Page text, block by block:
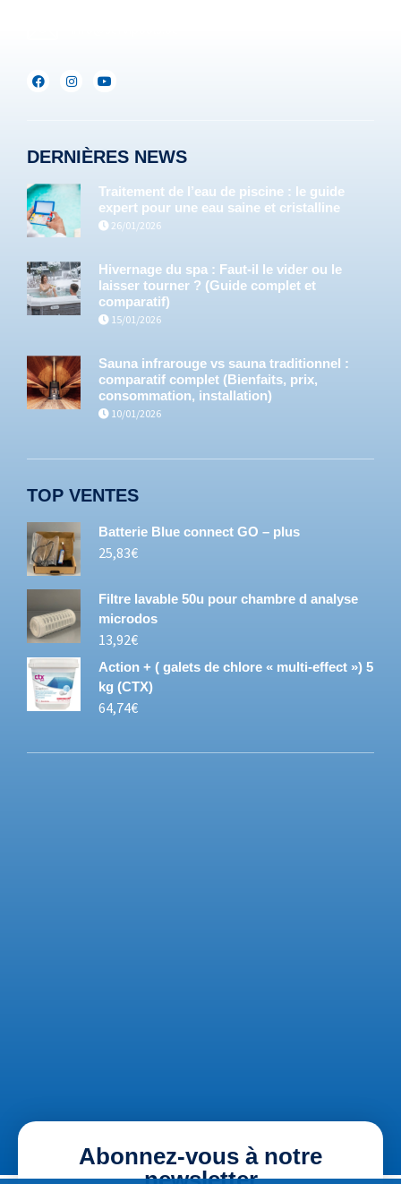
DERNIÈRES NEWS
Traitement de l’eau de piscine : le guide
expert pour une eau saine et cristalline
26/01/2026
Hivernage du spa : Faut-il le vider ou le
laisser tourner ? (Guide complet et
comparatif)
15/01/2026
Sauna infrarouge vs sauna traditionnel :
comparatif complet (Bienfaits, prix,
consommation, installation)
10/01/2026
TOP VENTES
Batterie Blue connect GO – plus
25,83€
Filtre lavable 50u pour chambre d analyse
microdos
13,92€
Action + ( galets de chlore « multi-effect ») 5
kg (CTX)
64,74€
Abonnez-vous à notre